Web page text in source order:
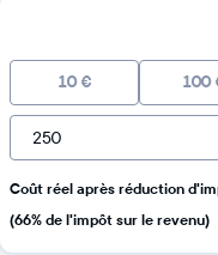
10 € 100
Coût réel après réduction
(66% de l'impôt sur le revenu)